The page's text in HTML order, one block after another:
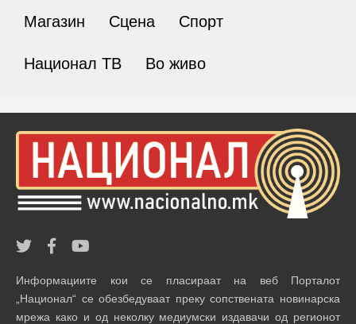
Магазин Сцена Спорт
Национал ТВ Во живо
Информациите кои се пласираат на веб Порталот
„Национал“ се обезбедуваат преку сопствената новинарска
мрежа како и од неколку медиумски издавачи од регионот